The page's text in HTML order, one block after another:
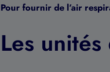
Pour fournir de l’air
Les